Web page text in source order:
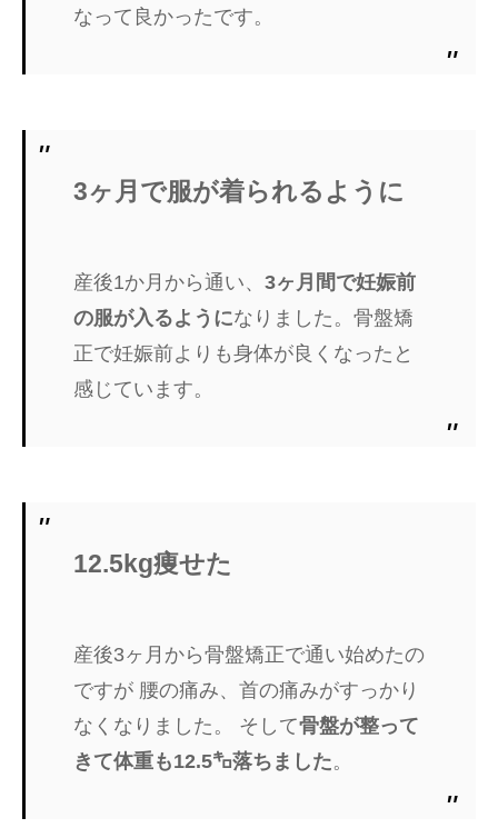
なって良かったです。
3ヶ月で服が着られるように
産後1か月から通い、3ヶ月間で妊娠前
の服が入るようになりました。骨盤矯
正で妊娠前よりも身体が良くなったと
感じています。
12.5kg痩せた
産後3ヶ月から骨盤矯正で通い始めたの
ですが 腰の痛み、首の痛みがすっかり
なくなりました。 そして骨盤が整って
きて体重も12.5㌔落ちました。